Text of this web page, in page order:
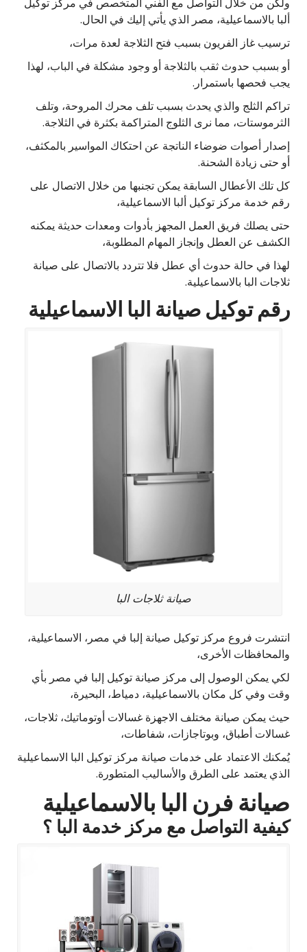
ألبا بالاسماعيلية، مصر الذي يأتي إليك في الحال.
ترسيب غاز الفريون بسبب فتح الثلاجة لعدة مرات،
أو بسبب حدوث ثقب بالثلاجة أو وجود مشكلة في الباب، لهذا
يجب فحصها باستمرار.
تراكم الثلج والذي يحدث بسبب تلف محرك المروحة، وتلف
الثرموستات، مما نرى الثلوج المتراكمة بكثرة في الثلاجة.
إصدار أصوات ضوضاء الناتجة عن احتكاك المواسير بالمكثف،
أو حتى زيادة الشحنة.
كل تلك الأعطال السابقة يمكن تجنبها من خلال الاتصال على
رقم خدمة مركز توكيل ألبا الاسماعيلية،
حتى يصلك فريق العمل المجهز بأدوات ومعدات حديثة يمكنه
الكشف عن العطل وإنجاز المهام المطلوبة،
لهذا في حالة حدوث أي عطل فلا تتردد بالاتصال على صيانة
ثلاجات البا بالاسماعيلية.
رقم توكيل صيانة البا الاسماعيلية
صيانة ثلاجات البا
انتشرت فروع مركز توكيل صيانة إلبا في مصر، الاسماعيلية،
والمحافظات الأخرى،
لكي يمكن الوصول إلى مركز صيانة توكيل إلبا في مصر بأي
وقت وفي كل مكان بالاسماعيلية، دمياط، البحيرة،
حيث يمكن صيانة مختلف الاجهزة غسالات أوتوماتيك، ثلاجات،
غسالات أطباق، وبوتاجازات، شفاطات،
يُمكنك الاعتماد على خدمات صيانة مركز توكيل البا الاسماعيلية
الذي يعتمد على الطرق والأساليب المتطورة.
صيانة فرن البا بالاسماعيلية
كيفية التواصل مع مركز خدمة البا ؟